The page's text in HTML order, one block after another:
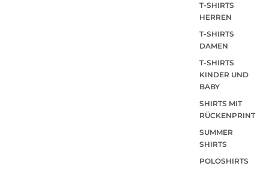
T-SHIRTS
HERREN
T-SHIRTS
DAMEN
T-SHIRTS
KINDER UND
BABY
SHIRTS MIT
RÜCKENPRINT
SUMMER
SHIRTS
POLOSHIRTS